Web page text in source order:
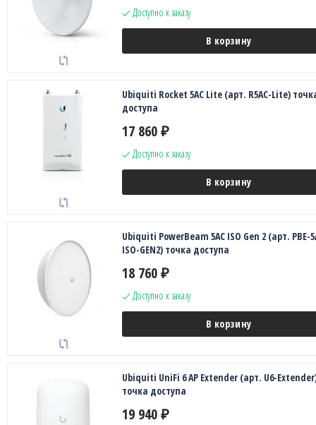
Доступно к заказу
В корзину
Ubiquiti Rocket 5AC Lite (арт. R5AC-Lite)
доступа
17 860 ₽
Доступно к заказу
В корзину
Ubiquiti PowerBeam 5AC ISO Gen 2 (арт. PBE-
ISO-GEN2) точка доступа
18 760 ₽
Доступно к заказу
В корзину
Ubiquiti UniFi 6 AP Extender (арт. U6-
точка доступа
19 940 ₽